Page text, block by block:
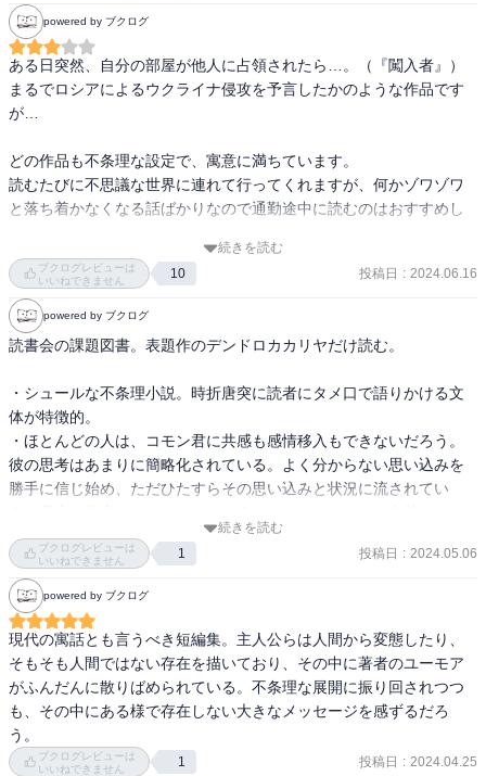
「そしてそれらの雪の上に、また新しい雪が重なり、町の表面はな
だらかな雪の曲線に覆われてしまって、数日の後、もしくは数時間
の後、不意に映写機の歯車に故障がおきたかのように、街全体がぴ
ったりと動かなくなっていた」
「本当の春が近づいていたのだ‥
ある日、雲の割目から、太陽がいたずら少女の　　　　　　　よ
うな手をさしのべた。そして泡立つ古い酒を入れた水がめの底に、
powered by ブクログ
ある日突然、自分の部屋が他人に占領されたら…。（『闖入者』）
まるでロシアによるウクライナ侵攻を予言したかのような作品です
が…
どの作品も不条理な設定で、寓意に満ちています。
読むたびに不思議な世界に連れて行ってくれますが、何かゾワゾワ
と落ち着かなくなる話ばかりなので通勤途中に読むのはおすすめし
続きを読む
ブクログレビューは
いいねできません
10 投稿日 : 2024.06.16
powered by ブクログ
読書会の課題図書。表題作のデンドロカカリヤだけ読む。
・シュールな不条理小説。時折唐突に読者にタメ口で語りかける文
体が特徴的。
・ほとんどの人は、コモン君に共感も感情移入もできないだろう。
彼の思考はあまりに簡略化されている。よく分からない思い込みを
勝手に信じ始め、ただひたすらその思い込みと状況に流されてい
て、これは大衆のことを揶揄しているように思われる。
・Kは、政府の代理のようにも描かれている。が、彼の本性はラスト
シーンだろう。つまり、コレクターなのだ。自分の所有欲を満たす
ために執念を燃やしているだけだ。デンドロカカリヤは、ぱっと見
の派手さもなく人の目を惹くものは何もないが、実は小笠原諸島の
固有種であり珍しい学名を冠するという、かなりマニアックな植物
で、それを知るのはK植物園長くらいである。価値が分かる人の下、
適切な環境を与えられ居場所を得たコモン君は、(彼としては不服だ
ろうが)彼のポテンシャルを考えればまあハッピーエンドなんだろう
ね。
続きを読む
ブクログレビューは
いいねできません
1 投稿日 : 2024.05.06
powered by ブクログ
現代の寓話とも言うべき短編集。主人公らは人間から変態したり、
そもそも人間ではない存在を描いており、その中に著者のユーモア
がふんだんに散りばめられている。不条理な展開に振り回されつつ
も、その中にある様で存在しない大きなメッセージを感ずるだろ
う。
ブクログレビューは
いいねできません
1 投稿日 : 2024.04.25